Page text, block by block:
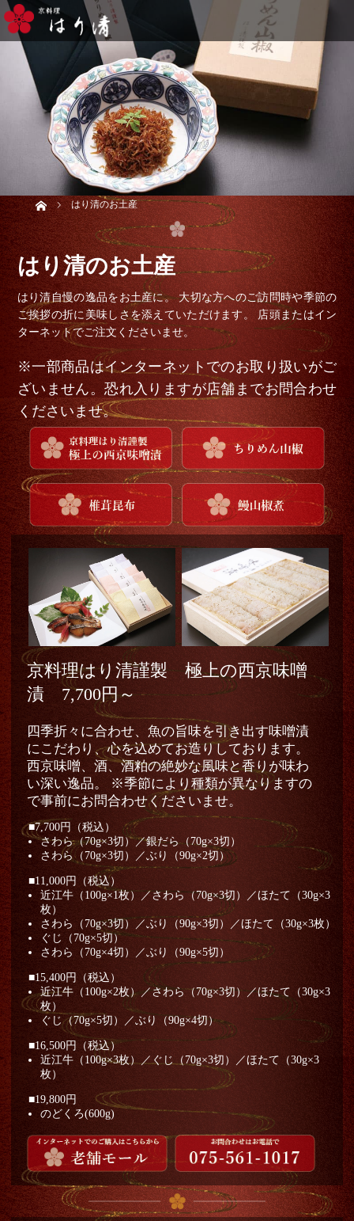
Home はり清のお土産
はり清のお土産
はり清自慢の逸品をお土産に。 大切な方へのご訪問時や季節の
ご挨拶の折に美味しさを添えていただけます。 店頭またはイン
ターネットでご注文くださいませ。
※一部商品はインターネットでのお取り扱いがご
ざいません。恐れ入りますが店舗までお問合わせ
くださいませ。
京料理はり清謹製 極上の西京味噌
漬 7,700円～
四季折々に合わせ、魚の旨味を引き出す味噌漬
にこだわり、心を込めてお造りしております。
西京味噌、酒、酒粕の絶妙な風味と香りが味わ
い深い逸品。 ※季節により種類が異なりますの
で事前にお問合わせくださいませ。
■7,700円（税込）
さわら（70g×3切）／銀だら（70g×3切）
さわら（70g×3切）／ぶり（90g×2切）
■11,000円（税込）
近江牛（100g×1枚）／さわら（70g×3切）／ほたて（30g×3
枚）
さわら（70g×3切）／ぶり（90g×3切）／ほたて（30g×3枚）
ぐじ（70g×5切）
さわら（70g×4切）／ぶり（90g×5切）
■15,400円（税込）
近江牛（100g×2枚）／さわら（70g×3切）／ほたて（30g×3
枚）
ぐじ（70g×5切）／ぶり（90g×4切）
■16,500円（税込）
近江牛（100g×3枚）／ぐじ（70g×3切）／ほたて（30g×3
枚）
■19,800円
のどくろ(600g)